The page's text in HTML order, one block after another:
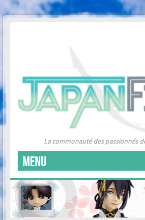
La communauté des passionnés
MENU